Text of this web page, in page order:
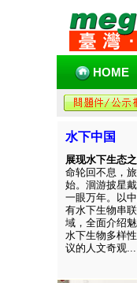
HOME
水下中国
展现水下生态
命轮回不息，
始。洄游披星
一眼万年。以
有水下生物串
域，全面介绍
水下生物多样
议的人文奇观...